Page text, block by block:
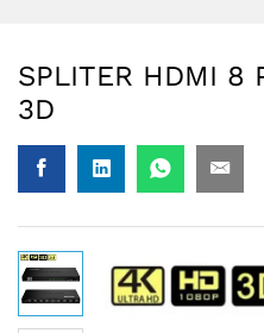
SPLITER HDMI 8
3D